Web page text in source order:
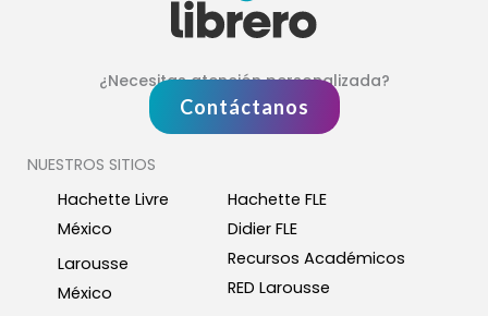
¿Necesitas atención personalizada?
Contáctanos
NUESTROS SITIOS
Hachette Livre
México
Larousse
México
Hachette FLE
Didier FLE
Recursos Académicos
RED Larousse